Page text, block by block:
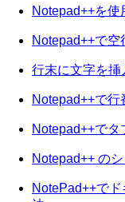
Notepad++を
Notepad++で
行末に文字を挿
Notepad++で
Notepad++で
Notepad++ の
NotePad++で